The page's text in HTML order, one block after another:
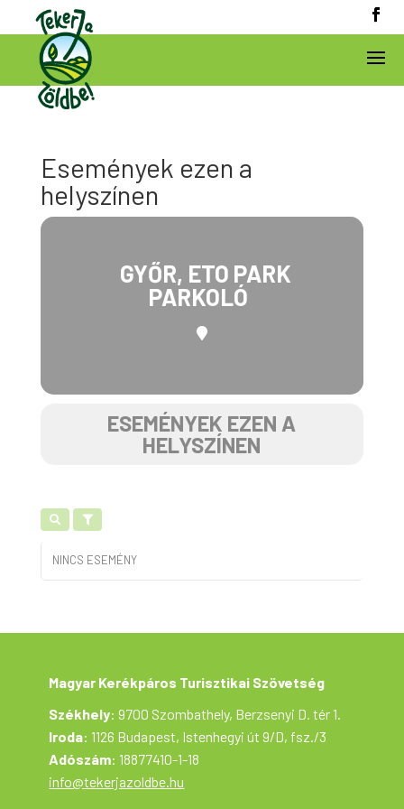
Események ezen a
helyszínen
GYŐR, ETO PARK
PARKOLÓ
ESEMÉNYEK EZEN A
HELYSZÍNEN
NINCS ESEMÉNY
Magyar Kerékpáros Turisztikai Szövetség
Székhely: 9700 Szombathely, Berzsenyi D. tér 1.
Iroda: 1126 Budapest, Istenhegyi út 9/D, fsz./3
Adószám: 18877410-1-18
info@tekerjazoldbe.hu